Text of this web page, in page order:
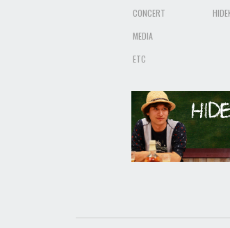
CONCERT
MEDIA
ETC